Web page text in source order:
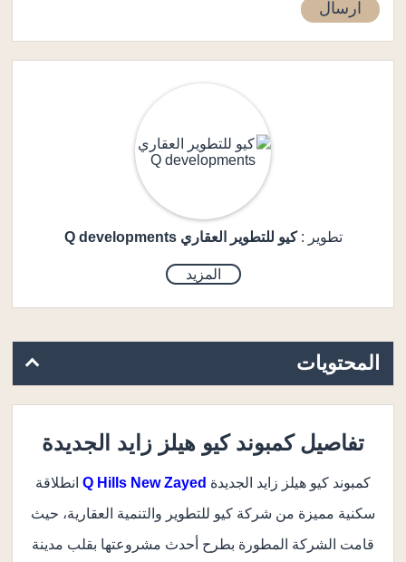
تطوير :كيو للتطوير العقاري Q developments
المزيد
المحتويات
تفاصيل كمبوند كيو هيلز زايد الجديدة
كمبوند كيو هيلز زايد الجديدة Q Hills New Zayed انطلاقة
سكنية مميزة من شركة كيو للتطوير والتنمية العقارية، حيث
قامت الشركة المطورة بطرح أحدث مشروعتها بقلب مدينة